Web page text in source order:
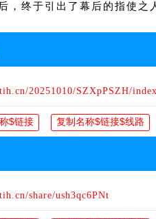
，终于引出了幕后的指使
20251010/SZXpPSZH/
share/ush3qc6PNt